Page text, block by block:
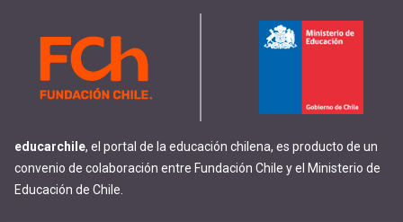
educarchile, el portal de la educación chilena, es producto de un
convenio de colaboración entre Fundación Chile y el Ministerio de
Educación de Chile.